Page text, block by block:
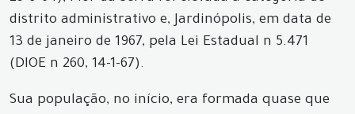
distrito administrativo e, Jardinópolis, em data de
13 de janeiro de 1967, pela Lei Estadual n 5.471
(DIOE n 260, 14-1-67).
Sua população, no início, era formada quase que